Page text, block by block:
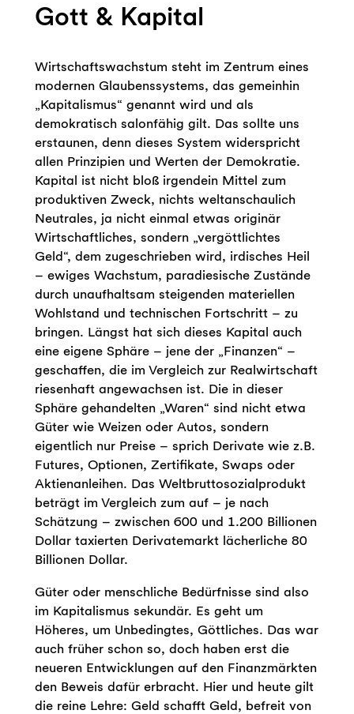
Gott & Kapital
Wirtschaftswachstum steht im Zentrum eines
modernen Glaubenssystems, das gemeinhin
„Kapitalismus“ genannt wird und als
demokratisch salonfähig gilt. Das sollte uns
erstaunen, denn dieses System widerspricht
allen Prinzipien und Werten der Demokratie.
Kapital ist nicht bloß irgendein Mittel zum
produktiven Zweck, nichts weltanschaulich
Neutrales, ja nicht einmal etwas originär
Wirtschaftliches, sondern „vergöttlichtes
Geld“, dem zugeschrieben wird, irdisches Heil
– ewiges Wachstum, paradiesische Zustände
durch unaufhaltsam steigenden materiellen
Wohlstand und technischen Fortschritt – zu
bringen. Längst hat sich dieses Kapital auch
eine eigene Sphäre – jene der „Finanzen“ –
geschaffen, die im Vergleich zur Realwirtschaft
riesenhaft angewachsen ist. Die in dieser
Sphäre gehandelten „Waren“ sind nicht etwa
Güter wie Weizen oder Autos, sondern
eigentlich nur Preise – sprich Derivate wie z.B.
Futures, Optionen, Zertifikate, Swaps oder
Aktienanleihen. Das Weltbruttosozialprodukt
beträgt im Vergleich zum auf – je nach
Schätzung – zwischen 600 und 1.200 Billionen
Dollar taxierten Derivatemarkt lächerliche 80
Billionen Dollar.
Güter oder menschliche Bedürfnisse sind also
im Kapitalismus sekundär. Es geht um
Höheres, um Unbedingtes, Göttliches. Das war
auch früher schon so, doch haben erst die
neueren Entwicklungen auf den Finanzmärkten
den Beweis dafür erbracht. Hier und heute gilt
die reine Lehre: Geld schafft Geld, befreit von